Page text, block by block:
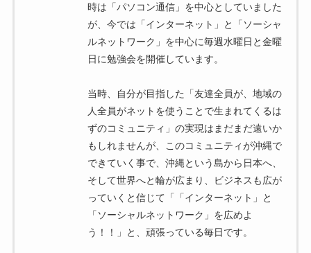
時は「パソコン通信」を中心としていました
が、今では「インターネット」と「ソーシャ
ルネットワーク」を中心に毎週水曜日と金曜
日に勉強会を開催しています。
当時、自分が目指した「友達全員が、地域の
人全員がネットを使うことで生まれてくるは
ずのコミュニティ」の実現はまだまだ遠いか
もしれませんが、このコミュニティが沖縄で
できていく事で、沖縄という島から日本へ、
そして世界へと輪が広まり、ビジネスも広が
っていくと信じて「「インターネット」と
「ソーシャルネットワーク」を広めよ
う！！」と、頑張っている毎日です。